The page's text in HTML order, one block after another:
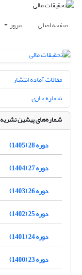
صفحه اصلی مرور
مقالات آماده انتشار
شماره جاری
شماره‌های پیشین نشریه
دوره 28 (1405)
دوره 27 (1404)
دوره 26 (1403)
دوره 25 (1402)
دوره 24 (1401)
دوره 23 (1400)